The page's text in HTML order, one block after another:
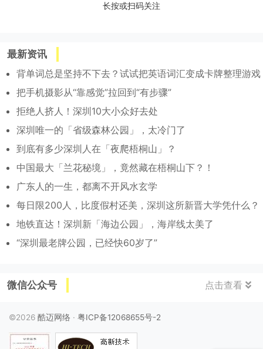
长按或扫码关注
最新资讯
背单词总是坚持不下去？试试把英语词汇变成卡牌整理游戏
把手机摄影从“靠感觉”拉回到“有步骤”
拒绝人挤人！深圳10大小众好去处
深圳唯一的「省级森林公园」，太冷门了
到底有多少深圳人在「夜爬梧桐山」？
中国最大「兰花秘境」，竟然藏在梧桐山下？！
广东人的一生，都离不开风水玄学
每日限200人，比度假村还美，深圳这所新晋大学凭什么？
地铁直达！深圳新「海边公园」，海岸线太美了
“深圳最老牌公园，已经快60岁了”
微信公众号 点击查看
©2026 酷迈网络 · 粤ICP备12068655号-2